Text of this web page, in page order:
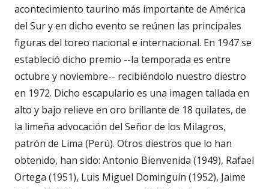
acontecimiento taurino más importante de América
del Sur y en dicho evento se reúnen las principales
figuras del toreo nacional e internacional. En 1947 se
estableció dicho premio --la temporada es entre
octubre y noviembre-- recibiéndolo nuestro diestro
en 1972. Dicho escapulario es una imagen tallada en
alto y bajo relieve en oro brillante de 18 quilates, de
la limeña advocación del Señor de los Milagros,
patrón de Lima (Perú). Otros diestros que lo han
obtenido, han sido: Antonio Bienvenida (1949), Rafael
Ortega (1951), Luis Miguel Dominguín (1952), Jaime